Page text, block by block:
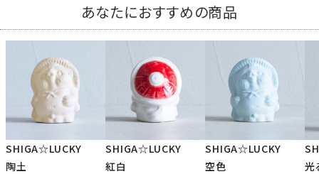
あなたにおすすめの商品
SHIGA☆LUCKY
陶土
SHIGA☆LUCKY
紅白
SHIGA☆LUCKY
空色
光